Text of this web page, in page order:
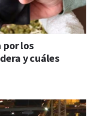
por los
y cuáles